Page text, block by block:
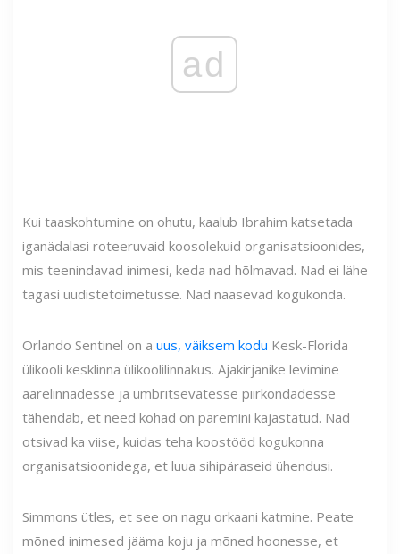
ad
Kui taaskohtumine on ohutu, kaalub Ibrahim katsetada
iganädalasi roteeruvaid koosolekuid organisatsioonides,
mis teenindavad inimesi, keda nad hõlmavad. Nad ei lähe
tagasi uudistetoimetusse. Nad naasevad kogukonda.
Orlando Sentinel on a uus, väiksem kodu Kesk-Florida
ülikooli kesklinna ülikoolilinnakus. Ajakirjanike levimine
äärelinnadesse ja ümbritsevatesse piirkondadesse
tähendab, et need kohad on paremini kajastatud. Nad
otsivad ka viise, kuidas teha koostööd kogukonna
organisatsioonidega, et luua sihipäraseid ühendusi.
Simmons ütles, et see on nagu orkaani katmine. Peate
mõned inimesed jääma koju ja mõned hoonesse, et